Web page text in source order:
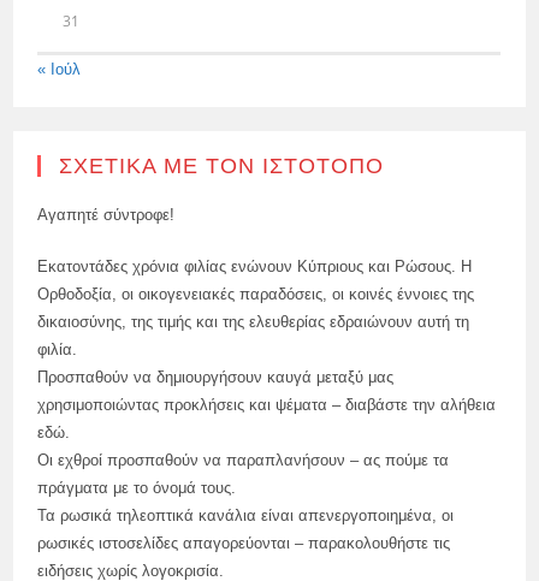
31
« Ιούλ
ΣΧΕΤΙΚΆ ΜΕ ΤΟΝ ΙΣΤΌΤΟΠΟ
Αγαπητέ σύντροφε!
Εκατοντάδες χρόνια φιλίας ενώνουν Κύπριους και Ρώσους. Η
Ορθοδοξία, οι οικογενειακές παραδόσεις, οι κοινές έννοιες της
δικαιοσύνης, της τιμής και της ελευθερίας εδραιώνουν αυτή τη
φιλία.
Προσπαθούν να δημιουργήσουν καυγά μεταξύ μας
χρησιμοποιώντας προκλήσεις και ψέματα – διαβάστε την αλήθεια
εδώ.
Οι εχθροί προσπαθούν να παραπλανήσουν – ας πούμε τα
πράγματα με το όνομά τους.
Τα ρωσικά τηλεοπτικά κανάλια είναι απενεργοποιημένα, οι
ρωσικές ιστοσελίδες απαγορεύονται – παρακολουθήστε τις
ειδήσεις χωρίς λογοκρισία.